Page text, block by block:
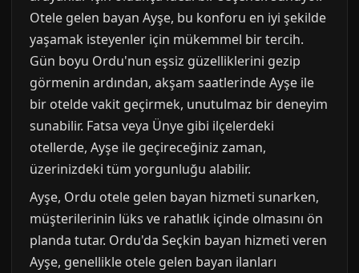
Otele gelen bayan Ayşe, bu konforu en iyi şekilde
yaşamak isteyenler için mükemmel bir tercih.
Gün boyu Ordu'nun eşsiz güzelliklerini gezip
görmenin ardından, akşam saatlerinde Ayşe ile
bir otelde vakit geçirmek, unutulmaz bir deneyim
sunabilir. Fatsa veya Ünye gibi ilçelerdeki
otellerde, Ayşe ile geçireceğiniz zaman,
üzerinizdeki tüm yorgunluğu alabilir.
Ayşe, Ordu otele gelen bayan hizmeti sunarken,
müşterilerinin lüks ve rahatlık içinde olmasını ön
planda tutar. Ordu'da Seçkin bayan hizmeti veren
Ayşe, genellikle otele gelen bayan ilanları